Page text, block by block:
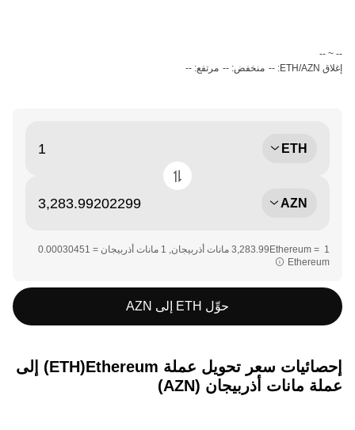
‏-- ~ ‎--‏
إغلاق ETH/AZN: --
منخفض: -- مرتفع: --
ETH
AZN
Ethereum‏‏
حوِّل ETH إلى AZN
إحصائيات سعر تحويل عملة ‏Ethereum(‏ETH) إلى
عملة ‏مانات أذربيجان (‏AZN)